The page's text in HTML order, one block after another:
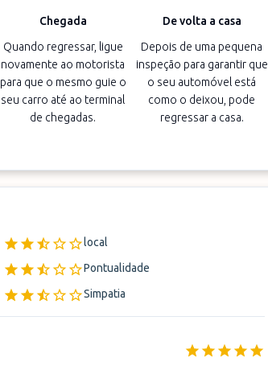
Chegada
Quando regressar, ligue
novamente ao motorista
para que o mesmo guie o
seu carro até ao terminal
de chegadas.
De volta a casa
Depois de uma pequena
inspeção para garantir que
o seu automóvel está
como o deixou, pode
regressar a casa.
local
Pontualidade
Simpatia